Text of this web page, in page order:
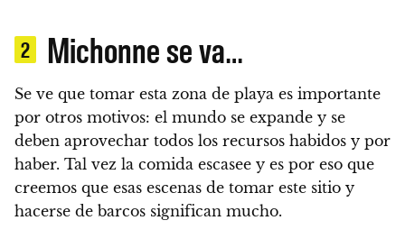
2 Michonne se va…
Se ve que tomar esta zona de playa es importante
por otros motivos: el mundo se expande y se
deben aprovechar todos los recursos habidos y por
haber. Tal vez la comida escasee y es por eso que
creemos que esas escenas de tomar este sitio y
hacerse de barcos significan mucho.